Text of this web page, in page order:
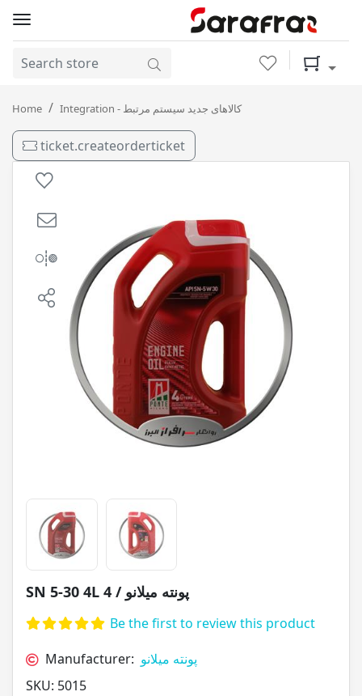
Wishlist
Home Integration - کالاهای جدید سیستم مرتبط
SN 5-30 4L پونته میلانو / 4
ticket.createorderticket
SN 5-30 4L پونته میلانو / 4
Be the first to review this product
Manufacturer: پونته میلانو
SKU: 5015